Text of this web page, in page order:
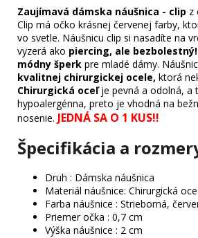
Zaujímavá dámska náušnica - clip z
Clip má očko krásnej červenej farby,
vo svetle. Náušnicu clip si nasadíte na
vyzerá ako piercing, ale bezbolestný!
módny šperk pre mladé dámy.
kvalitnej chirurgickej ocele, ktorá
Chirurgická oceľje pevná a odolná, a
hypoalergénna, preto je vhodná na
nosenie. JEDNÁ SA O 1 KUS!!
Špecifikácia a
Druh : Dámska náušnica
Materiál náušnice: Chirurgická
Farba náušnice : Strieborná,
Priemer očka : 0,7 cm
Výška náušnice : 2 cm
MÔŽETE
ZVOLIŤ
DĹŽKU
RETIAZKY
18,77
€